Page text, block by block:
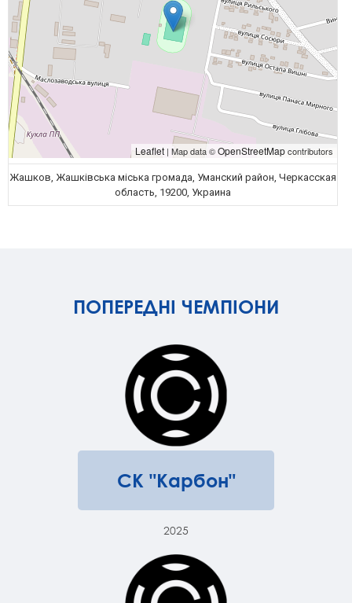
Leaflet | Map data ©OpenStreetMapcontributors
Жашков, Жашківська міська громада, Уманский район, Черкасская
область, 19200, Украина
ПОПЕРЕДНІ ЧЕМПІОНИ
СК "Карбон"
2025